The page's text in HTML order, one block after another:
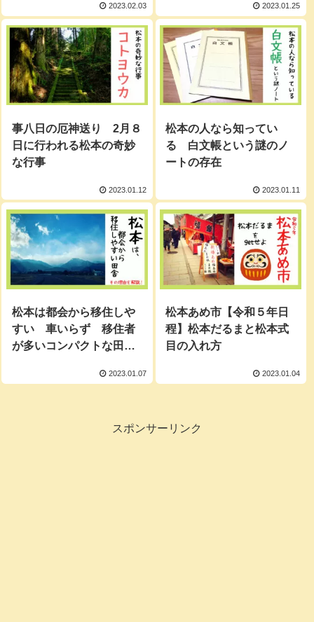
2023.02.03 2023.01.25
事八日の厄神送り 2月８
日に行われる松本の奇妙
な行事
2023.01.12
松本の人なら知ってい
る 白文帳という謎のノ
ートの存在
2023.01.11
松本は都会から移住しや
すい 車いらず 移住者
が多いコンパクトな田舎
2023.01.07
松本あめ市【令和５年日
程】松本だるまと松本式
目の入れ方
2023.01.04
スポンサーリンク